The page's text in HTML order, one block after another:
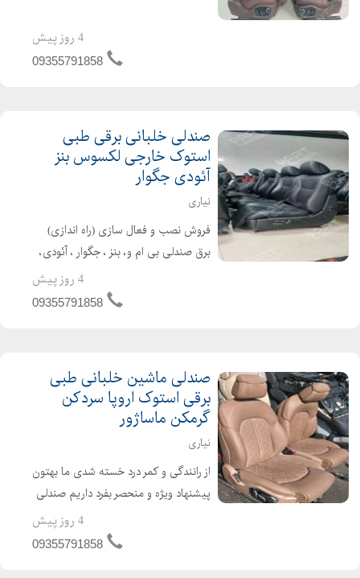
طبیعی ⏪سرصندلی برقی گودی کمر ۴
حالته ⏪تنظیم ارتفاع دو۲ محوره
4 روز پیش
09355791858
صندلی خلبانی برقی طبی
استوک خارجی لکسوس بنز
آئودی جگوار
نیاری
فروش نصب و فعال سازی (راه اندازی)
برق صندلی بی ام و، بنز ، جگوار ، آئودی،
پورشه، لکسوس و .. مناسب و قابل نصب
برای انواع سواری و شاسی لند کروز ،
4 روز پیش
09355791858
صندلی ماشین خلبانی طبی
برقی استوک اروپا سردکن
گرمکن ماساژور
نیاری
از رانندگی و کمر درد خسته شدی ما بهتون
پیشنهاد ویژه و منحصر بفرد داریم صندلی
طبی نرم و راحت و تمام برقی ( هم راننده
و هم شاگرد فول برقی ) با امکانات رفاهی
4 روز پیش
09355791858